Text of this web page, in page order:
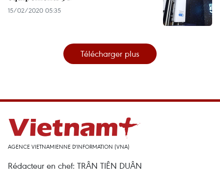
15/02/2020 05:35
Télécharger plus
AGENCE VIETNAMIENNE D'INFORMATION (VNA)
Rédacteur en chef: TRÂN TIÊN DUÂN